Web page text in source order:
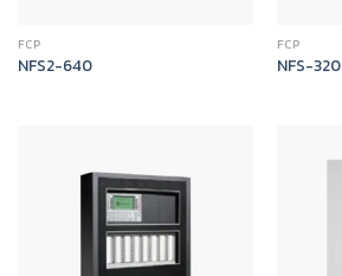
FCP
NFS2-640
FCP
NFS-320